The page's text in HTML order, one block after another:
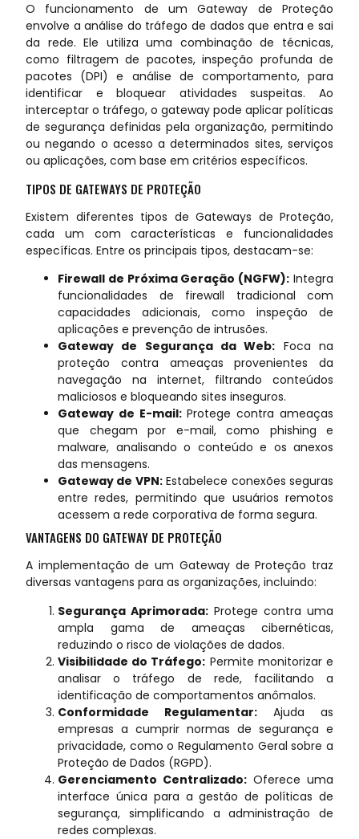
O funcionamento de um Gateway de Proteção
envolve a análise do tráfego de dados que entra e sai
da rede. Ele utiliza uma combinação de técnicas,
como filtragem de pacotes, inspeção profunda de
pacotes (DPI) e análise de comportamento, para
identificar e bloquear atividades suspeitas. Ao
interceptar o tráfego, o gateway pode aplicar políticas
de segurança definidas pela organização, permitindo
ou negando o acesso a determinados sites, serviços
ou aplicações, com base em critérios específicos.
TIPOS DE GATEWAYS DE PROTEÇÃO
Existem diferentes tipos de Gateways de Proteção,
cada um com características e funcionalidades
específicas. Entre os principais tipos, destacam-se:
Firewall de Próxima Geração (NGFW): Integra
funcionalidades de firewall tradicional com
capacidades adicionais, como inspeção de
aplicações e prevenção de intrusões.
Gateway de Segurança da Web: Foca na
proteção contra ameaças provenientes da
navegação na internet, filtrando conteúdos
maliciosos e bloqueando sites inseguros.
Gateway de E-mail:Protege contra ameaças
que chegam por e-mail, como phishing e
malware, analisando o conteúdo e os anexos
das mensagens.
Gateway de VPN:Estabelece conexões seguras
entre redes, permitindo que usuários remotos
acessem a rede corporativa de forma segura.
VANTAGENS DO GATEWAY DE PROTEÇÃO
A implementação de um Gateway de Proteção traz
diversas vantagens para as organizações, incluindo:
Segurança Aprimorada: Protege contra uma
ampla gama de ameaças cibernéticas,
reduzindo o risco de violações de dados.
Visibilidade do Tráfego: Permite monitorizar e
analisar o tráfego de rede, facilitando a
identificação de comportamentos anômalos.
Conformidade Regulamentar: Ajuda as
empresas a cumprir normas de segurança e
privacidade, como o Regulamento Geral sobre a
Proteção de Dados (RGPD).
Gerenciamento Centralizado: Oferece uma
interface única para a gestão de políticas de
segurança, simplificando a administração de
redes complexas.